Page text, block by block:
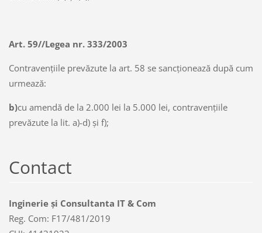
Art. 59//Legea nr. 333/2003
Contravenţiile prevăzute la art. 58 se sancţionează după cum
urmează:
b)cu amendă de la 2.000 lei la 5.000 lei, contravenţiile
prevăzute la lit. a)-d) şi f);
Contact
Inginerie și Consultanta IT & Com
Reg. Com: F17/481/2019